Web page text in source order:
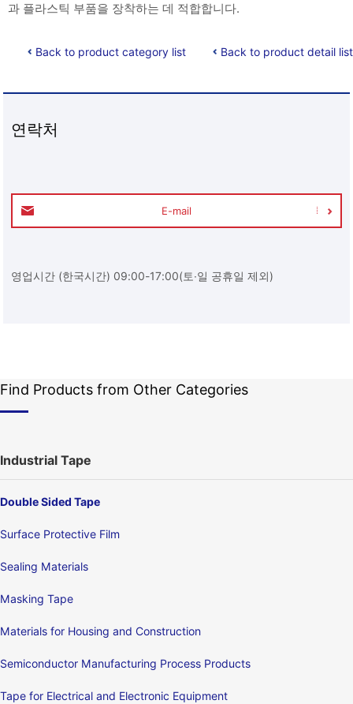
과 플라스틱 부품을 장착하는 데 적합합니다.
Back to product category list Back to product detail list
연락처
E-mail
영업시간 (한국시간) 09:00-17:00(토∙일 공휴일 제외)
Find Products from Other Categories
Industrial Tape
Double Sided Tape
Surface Protective Film
Sealing Materials
Masking Tape
Materials for Housing and Construction
Semiconductor Manufacturing Process Products
Tape for Electrical and Electronic Equipment